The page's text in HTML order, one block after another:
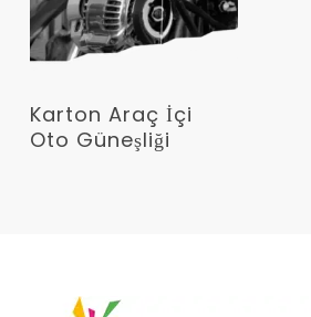
Devamını Oku
Karton Araç İçi
Oto Güneşliği